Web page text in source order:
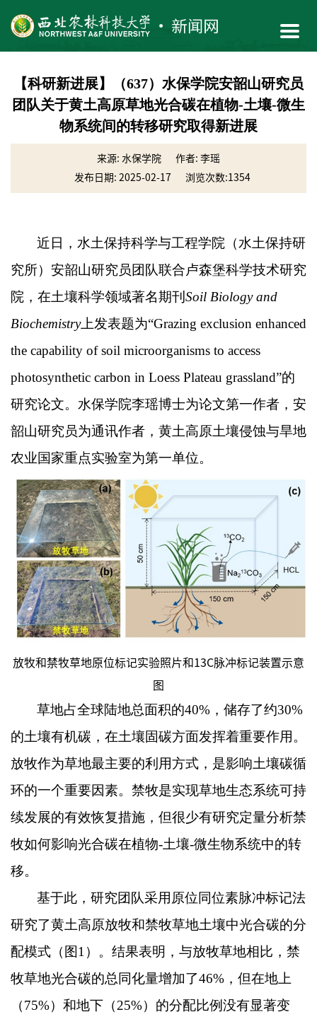
【科研新进展】（637）水保学院安韶山研究员
团队关于黄土高原草地光合碳在植物-土壤-微生
物系统间的转移研究取得新进展
来源: 水保学院
作者: 李瑶
发布日期: 2025-02-17
浏览次数:1354
近日，水土保持科学与工程学院（水土保持研
究所）安韶山研究员团队联合卢森堡科学技术研究
院，在土壤科学领域著名期刊 Soil Biology and
Biochemistry上发表题为“Grazing exclusion enhanced
the capability of soil microorganisms to access
photosynthetic carbon in Loess Plateau grassland”的
研究论文。水保学院李瑶博士为论文第一作者，安
韶山研究员为通讯作者，黄土高原土壤侵蚀与旱地
农业国家重点实验室为第一单位。
放牧和禁牧草地原位标记实验照片和13C脉冲标记装置示意
图
草地占全球陆地总面积的40% ，储存了约30%
的土壤有机碳，在土壤固碳方面发挥着重要作用。
放牧作为草地最主要的利用方式，是影响土壤碳循
环的一个重要因素。禁牧是实现草地生态系统可持
续发展的有效恢复措施，但很少有研究定量分析禁
牧如何影响光合碳在植物-土壤-微生物系统中的转
移。
基于此，研究团队采用原位同位素脉冲标记法
研究了黄土高原放牧和禁牧草地土壤中光合碳的分
配模式（图1）。结果表明，与放牧草地相比，禁
牧草地光合碳的总同化量增加了46% ，但在地上
（75%）和地下（25%）的分配比例没有显著变